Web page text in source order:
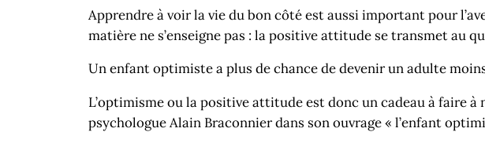
Apprendre à voir la vie du bon côté est aussi important pour
matière ne s’enseigne pas : la positive attitude se transmet au
Un enfant optimiste a plus de chance de devenir un adulte
L’optimisme ou la positive attitude est donc un cadeau à faire
psychologue Alain Braconnier dans son ouvrage « l’enfant